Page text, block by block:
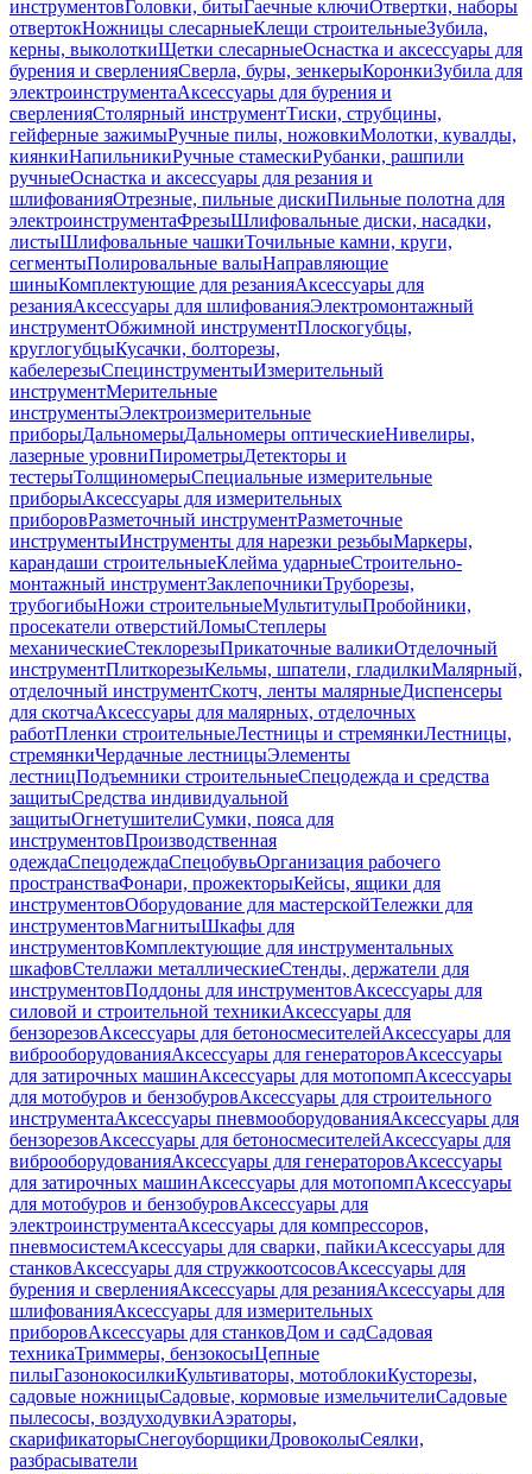
инструментовГоловки, битыГаечные ключиОтвертки, наборы
отвертокНожницы слесарныеКлещи строительныеЗубила,
керны, выколоткиЩетки слесарныеОснастка и аксессуары для
бурения и сверленияСверла, буры, зенкерыКоронкиЗубила для
электроинструментаАксессуары для бурения и
сверленияСтолярный инструментТиски, струбцины,
гейферные зажимыРучные пилы, ножовкиМолотки, кувалды,
киянкиНапильникиРучные стамескиРубанки, рашпили
ручныеОснастка и аксессуары для резания и
шлифованияОтрезные, пильные дискиПильные полотна для
электроинструментаФрезыШлифовальные диски, насадки,
листыШлифовальные чашкиТочильные камни, круги,
сегментыПолировальные валыНаправляющие
шиныКомплектующие для резанияАксессуары для
резанияАксессуары для шлифованияЭлектромонтажный
инструментОбжимной инструментПлоскогубцы,
круглогубцыКусачки, болторезы,
кабелерезыСпецинструментыИзмерительный
инструментМерительные
инструментыЭлектроизмерительные
приборыДальномерыДальномеры оптическиеНивелиры,
лазерные уровниПирометрыДетекторы и
тестерыТолщиномерыСпециальные измерительные
приборыАксессуары для измерительных
приборовРазметочный инструментРазметочные
инструментыИнструменты для нарезки резьбыМаркеры,
карандаши строительныеКлейма ударныеСтроительно-
монтажный инструментЗаклепочникиТруборезы,
трубогибыНожи строительныеМультитулыПробойники,
просекатели отверстийЛомыСтеплеры
механическиеСтеклорезыПрикаточные валикиОтделочный
инструментПлиткорезыКельмы, шпатели, гладилкиМалярный,
отделочный инструментСкотч, ленты малярныеДиспенсеры
для скотчаАксессуары для малярных, отделочных
работПленки строительныеЛестницы и стремянкиЛестницы,
стремянкиЧердачные лестницыЭлементы
лестницПодъемники строительныеСпецодежда и средства
защитыСредства индивидуальной
защитыОгнетушителиСумки, пояса для
инструментовПроизводственная
одеждаСпецодеждаСпецобувьОрганизация рабочего
пространстваФонари, прожекторыКейсы, ящики для
инструментовОборудование для мастерскойТележки для
инструментовМагнитыШкафы для
инструментовКомплектующие для инструментальных
шкафовСтеллажи металлическиеСтенды, держатели для
инструментовПоддоны для инструментовАксессуары для
силовой и строительной техникиАксессуары для
бензорезовАксессуары для бетоносмесителейАксессуары для
виброоборудованияАксессуары для генераторовАксессуары
для затирочных машинАксессуары для мотопомпАксессуары
для мотобуров и бензобуровАксессуары для строительного
инструментаАксессуары пневмооборудованияАксессуары для
бензорезовАксессуары для бетоносмесителейАксессуары для
виброоборудованияАксессуары для генераторовАксессуары
для затирочных машинАксессуары для мотопомпАксессуары
для мотобуров и бензобуровАксессуары для
электроинструментаАксессуары для компрессоров,
пневмосистемАксессуары для сварки, пайкиАксессуары для
станковАксессуары для стружкоотсосовАксессуары для
бурения и сверленияАксессуары для резанияАксессуары для
шлифованияАксессуары для измерительных
приборовАксессуары для станковДом и садСадовая
техникаТриммеры, бензокосыЦепные
пилыГазонокосилкиКультиваторы, мотоблокиКусторезы,
садовые ножницыСадовые, кормовые измельчителиСадовые
пылесосы, воздуходувкиАэраторы,
скарификаторыСнегоуборщикиДровоколыСеялки,
разбрасыватели